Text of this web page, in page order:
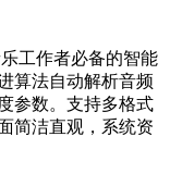
工作者必备的智能
算法自动解析音频
参数。支持多格式
简洁直观，系统资